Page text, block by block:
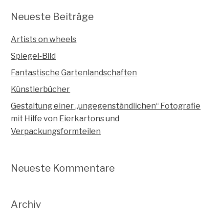
Neueste Beiträge
Artists on wheels
Spiegel-Bild
Fantastische Gartenlandschaften
Künstlerbücher
Gestaltung einer „ungegenständlichen“ Fotografie
mit Hilfe von Eierkartons und
Verpackungsformteilen
Neueste Kommentare
Archiv